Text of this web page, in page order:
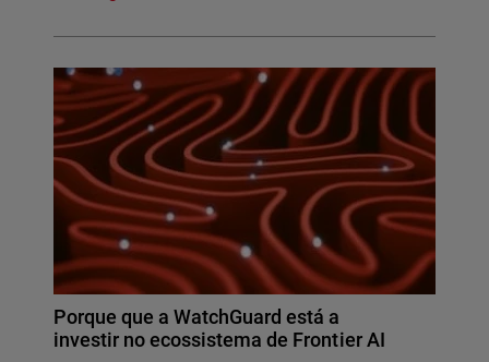
Porque que a WatchGuard está a
investir no ecossistema de Frontier AI